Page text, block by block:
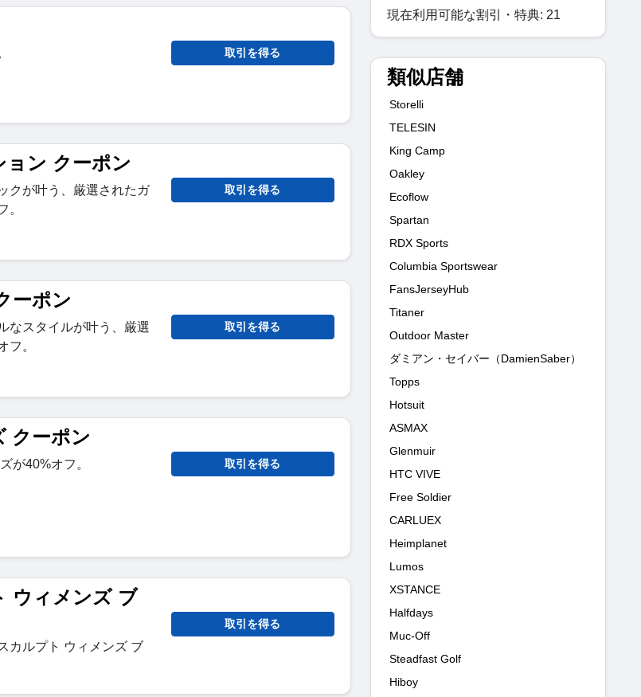
取引を得る
ョン クーポン
クが叶う、厳選されたガ
。
取引を得る
ーポン
なスタイルが叶う、厳選
フ。
取引を得る
クーポン
が40%オフ。 取引を得る
ウィメンズ ブ
カルプト ウィメンズ ブ
取引を得る
現在利用可能な割引・特典: 21
類似店舗
Storelli
TELESIN
King Camp
Oakley
Ecoflow
Spartan
RDX Sports
Columbia Sportswear
FansJerseyHub
Titaner
Outdoor Master
ダミアン・セイバー（DamienSaber）
Topps
Hotsuit
ASMAX
Glenmuir
HTC VIVE
Free Soldier
CARLUEX
Heimplanet
Lumos
XSTANCE
Halfdays
Muc-Off
Steadfast Golf
Hiboy